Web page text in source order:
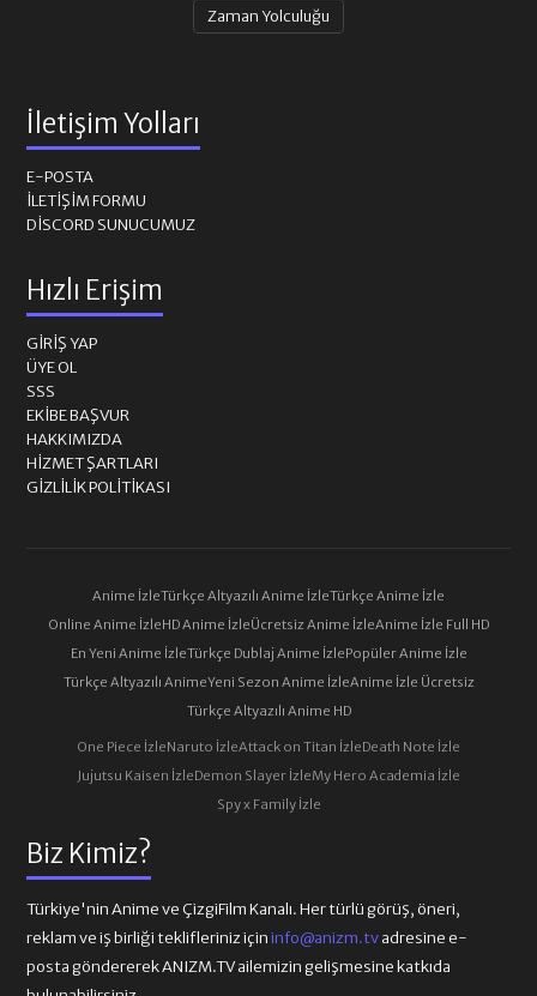
Zaman Yolculuğu
Biz Kimiz?
Türkiye'nin Anime ve ÇizgiFilm Kanalı. Her türlü görüş, öneri,
reklam ve iş birliği teklifleriniz içininfo@anizm.tvadresine e-
posta göndererek ANIZM.TV ailemizin gelişmesine katkıda
İletişim Yolları
E-POSTA
İLETIŞIM FORMU
DISCORD SUNUCUMUZ
Hızlı Erişim
GIRIŞ YAP
ÜYE OL
SSS
EKIBE BAŞVUR
HAKKIMIZDA
HIZMET ŞARTLARI
GIZLILIK POLITIKASI
Anime İzleTürkçe Altyazılı Anime İzleTürkçe Anime İzle
Online Anime İzleHD Anime İzleÜcretsiz Anime İzleAnime İzle Full HD
En Yeni Anime İzleTürkçe Dublaj Anime İzlePopüler Anime İzle
Türkçe Altyazılı AnimeYeni Sezon Anime İzleAnime İzle Ücretsiz
Türkçe Altyazılı Anime HD
One Piece İzleNaruto İzleAttack on Titan İzleDeath Note İzle
Jujutsu Kaisen İzleDemon Slayer İzleMy Hero Academia İzle
Spy x Family İzle